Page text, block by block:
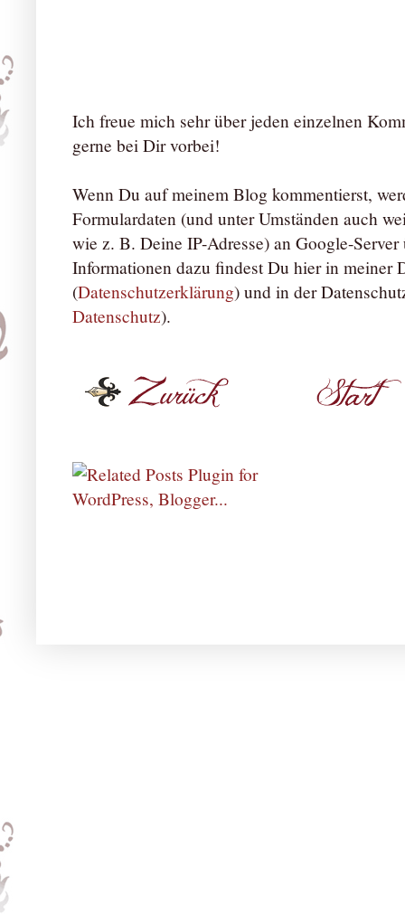
Ich freue mich sehr über jeden einzelnen
gerne bei Dir vorbei!
Wenn Du auf meinem Blog kommentierst,
Formulardaten (und unter Umständen auch
wie z. B. Deine IP-Adresse) an Google-
Informationen dazu findest Du hier in meiner
(Datenschutzerklärung) und in der
Datenschutz).